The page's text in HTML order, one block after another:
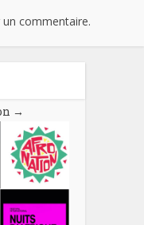
commentaire.
→